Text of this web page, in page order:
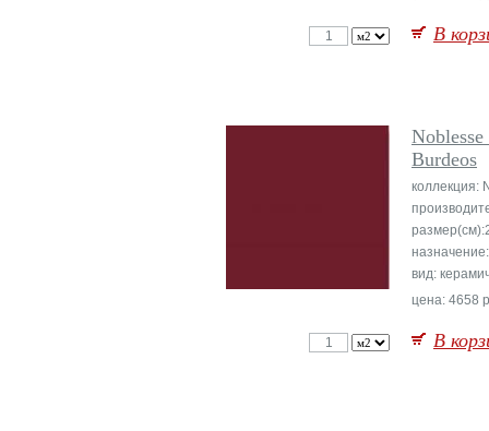
В
Noblesse
Burdeos
коллекция:
вид:
цена: 4658
В